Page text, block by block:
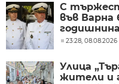
С
във Варна
23:28, 08.08.2026
Улица
жители и